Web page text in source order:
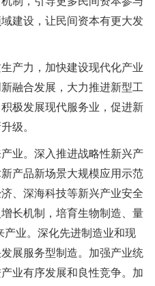
建设，让民间资本有更大发
力，加快建设现代化产业
融合发展，大力推进新型工
极发展现代服务业，促进新
级。
。深入推进战略性新兴产
产品新场景大规模应用示范
、深海科技等新兴产业安全
长机制，培育生物制造、量
业。深化先进制造业和现
展服务型制造。加强产业统
业有序发展和良性竞争。加